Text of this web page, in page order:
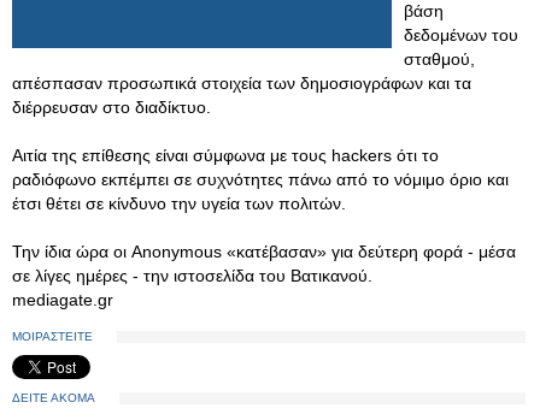
βάση
δεδομένων του
σταθμού,
απέσπασαν προσωπικά στοιχεία των δημοσιογράφων και τα
διέρρευσαν στο διαδίκτυο.
Αιτία της επίθεσης είναι σύμφωνα με τους hackers ότι το
ραδιόφωνο εκπέμπει σε συχνότητες πάνω από το νόμιμο όριο και
έτσι θέτει σε κίνδυνο την υγεία των πολιτών.
Την ίδια ώρα οι Anonymous «κατέβασαν» για δεύτερη φορά - μέσα
σε λίγες ημέρες - την ιστοσελίδα του Βατικανού.
mediagate.gr
ΜΟΙΡΑΣΤΕΙΤΕ
ΔΕΙΤΕ ΑΚΟΜΑ